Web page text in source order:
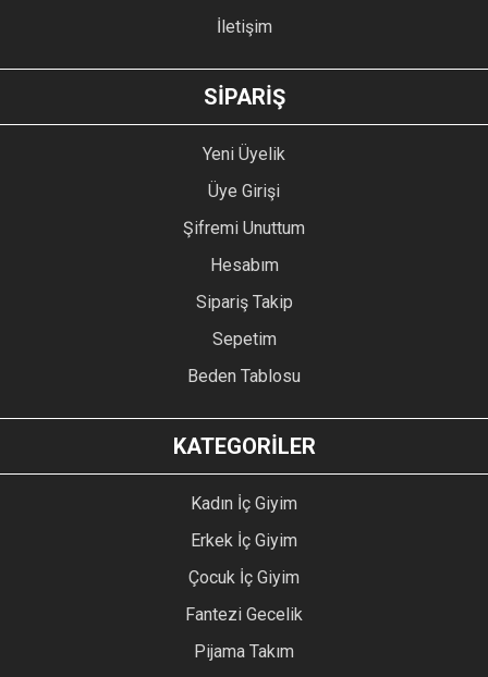
GÖNDER
İletişim
SİPARİŞ
Yeni Üyelik
Üye Girişi
Şifremi Unuttum
Hesabım
Sipariş Takip
Sepetim
Beden Tablosu
KATEGORİLER
Kadın İç Giyim
Erkek İç Giyim
Çocuk İç Giyim
Fantezi Gecelik
Pijama Takım